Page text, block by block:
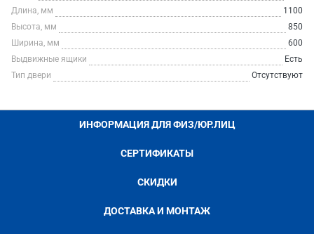
Длина, мм
1100
Высота, мм
850
Ширина, мм
600
Выдвижные ящики
Есть
Тип двери
Отсутствуют
ИНФОРМАЦИЯ ДЛЯ ФИЗ/ЮР.ЛИЦ
СЕРТИФИКАТЫ
СКИДКИ
ДОСТАВКА И МОНТАЖ